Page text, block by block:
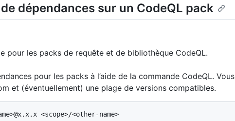
dépendances sur un CodeQL pack
pour les packs de requête et de bibliothèque CodeQL.
pour les packs à l’aide de la commande CodeQL. Vous
et (éventuellement) une plage de versions compatibles.